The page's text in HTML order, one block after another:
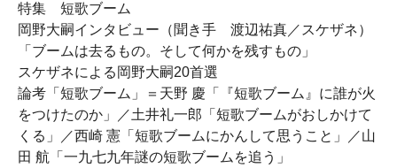
特集 短歌ブーム
岡野大嗣インタビュー（聞き手 渡辺祐真／スケザネ）
「ブームは去るもの。そして何かを残すもの」
スケザネによる岡野大嗣20首選
論考「短歌ブーム」＝天野 慶「『短歌ブーム』に誰が火
をつけたのか」／土井礼一郎「短歌ブームがおしかけて
くる」／西崎 憲「短歌ブームにかんして思うこと」／山
田 航「一九七九年謎の短歌ブームを追う」